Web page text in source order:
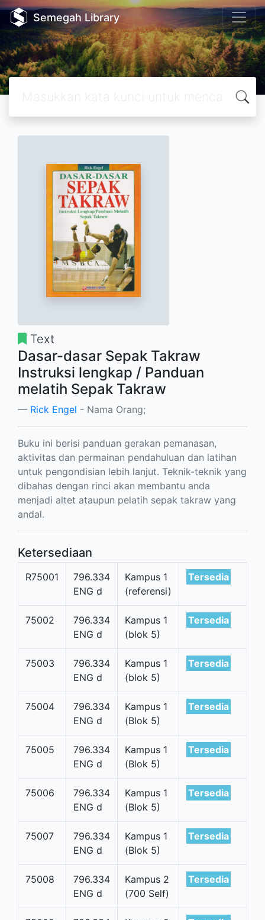
Semegah Library
Text
Dasar-dasar Sepak Takraw
Instruksi lengkap / Panduan
melatih Sepak Takraw
Rick Engel - Nama Orang;
Buku ini berisi panduan gerakan pemanasan,
aktivitas dan permainan pendahuluan dan latihan
untuk pengondisian lebih lanjut. Teknik-teknik yang
dibahas dengan rinci akan membantu anda
menjadi altet ataupun pelatih sepak takraw yang
andal.
Ketersediaan
R75001
796.334
ENG d
Kampus 1
(referensi)
Tersedia
75002
796.334
ENG d
Kampus 1
(blok 5)
Tersedia
75003
796.334
ENG d
Kampus 1
(blok 5)
Tersedia
75004
796.334
ENG d
Kampus 1
(Blok 5)
Tersedia
75005
796.334
ENG d
Kampus 1
(Blok 5)
Tersedia
75006
796.334
ENG d
Kampus 1
(Blok 5)
Tersedia
75007
796.334
ENG d
Kampus 1
(Blok 5)
Tersedia
75008
796.334
ENG d
Kampus 2
(700 Self)
Tersedia